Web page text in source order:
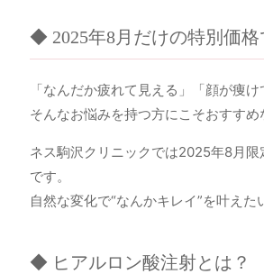
◆ 2025年8月だけの特別価
「なんだか疲れて見える」「顔が痩
そんなお悩みを持つ方にこそおすすめ
ネス駒沢クリニックでは2025年8月
です。
自然な変化で“なんかキレイ”を叶え
◆ ヒアルロン酸注射とは？